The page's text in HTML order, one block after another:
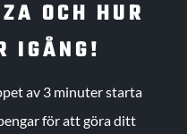
OCH HUR
IGÅNG!
av 3 minuter starta
för att göra ditt